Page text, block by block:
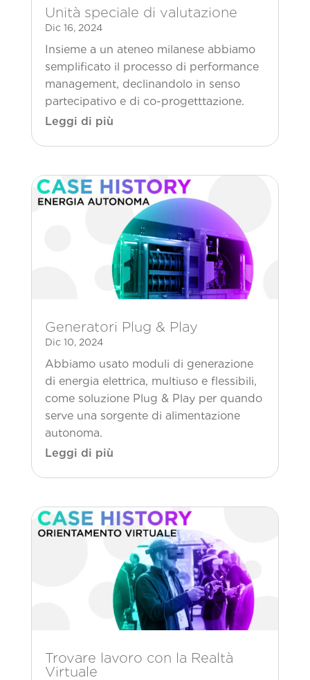
Unità speciale di valutazione
Dic 16, 2024
Insieme a un ateneo milanese abbiamo
semplificato il processo di performance
management, declinandolo in senso
partecipativo e di co-progetttazione.
Leggi di più
Generatori Plug & Play
Dic 10, 2024
Abbiamo usato moduli di generazione
di energia elettrica, multiuso e flessibili,
come soluzione Plug & Play per quando
serve una sorgente di alimentazione
autonoma.
Leggi di più
Trovare lavoro con la Realtà
Virtuale